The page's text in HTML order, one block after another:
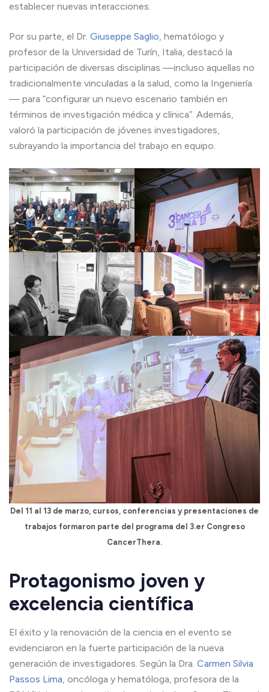
establecer nuevas interacciones.
Por su parte, el Dr. Giuseppe Saglio, hematólogo y
profesor de la Universidad de Turín, Italia, destacó la
participación de diversas disciplinas —incluso aquellas no
tradicionalmente vinculadas a la salud, como la Ingeniería
— para “configurar un nuevo escenario también en
términos de investigación médica y clínica”. Además,
valoró la participación de jóvenes investigadores,
subrayando la importancia del trabajo en equipo.
Del 11 al 13 de marzo, cursos, conferencias y presentaciones de
trabajos formaron parte del programa del 3.er Congreso
CancerThera.
Protagonismo joven y
excelencia científica
El éxito y la renovación de la ciencia en el evento se
evidenciaron en la fuerte participación de la nueva
generación de investigadores. Según la Dra. Carmen Silvia
Passos Lima, oncóloga y hematóloga, profesora de la